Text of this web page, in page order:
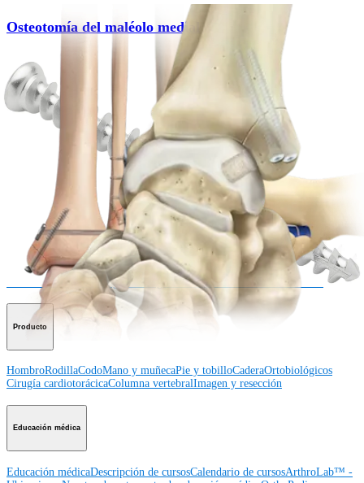
Osteotomía del maléolo medial
Procedimiento
¿Cómo podemos ayudarlo?
Contacte a un representante
Ver eventos, laboratorios y oportunidades educativas
Regístrese para recibir: ¿Qué hay de nuevo en Arthrex?
Conéctese con nosotros
Procedimiento
HombroRodillaCodoMano y muñecaPie y
CaderaOrtobiológicos Cirugía cardiotorácica Columna vertebral
Producto
HombroRodillaCodoMano y muñecaPie y tobilloCaderaOrtobiológicos
Cirugía cardiotorácicaColumna vertebralImagen y resección
Educación médica
Educación médicaDescripción de cursosCalendario de cursosArthroLab™ -